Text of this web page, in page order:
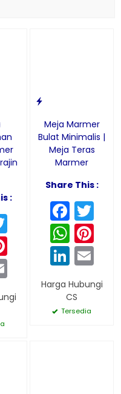
:
Twitter
Pinterest
Email
Meja Marmer
Bulat Minimalis |
Meja Teras
Marmer
Share This :
Harga Hubungi
CS
Tersedia